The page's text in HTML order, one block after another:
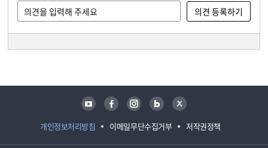
개인정보처리방침 이메일무단수집거부 저작권정책
유튜브 페이스북 인스타그램 블로그 트위터